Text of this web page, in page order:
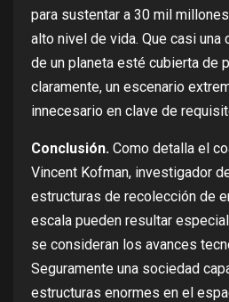
para sustentar a 30 mil
alto nivel de vida. Que casi una
de un planeta esté cubierta de
claramente, un escenario
innecesario en clave de
Conclusión. Como detalla el
Vincent Kofman, investigador
estructuras de recolección de
escala pueden resultar
se consideran los avances
Seguramente una sociedad
estructuras enormes en el